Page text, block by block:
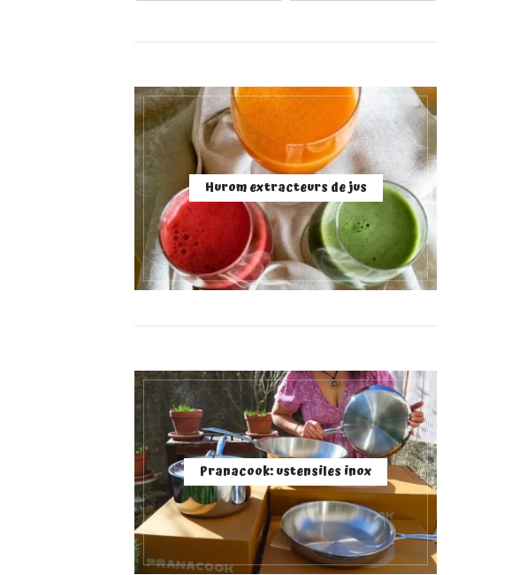
Hurom extracteurs de jus
Pranacook: ustensiles inox